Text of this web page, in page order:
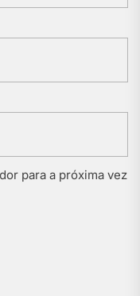
para a próxima vez